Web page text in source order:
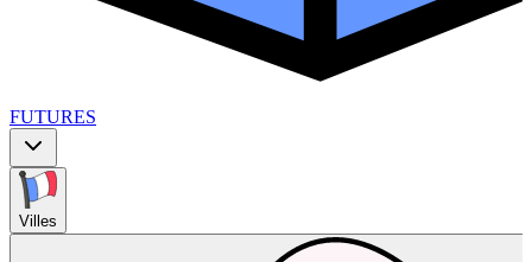
FUTURES
Villes